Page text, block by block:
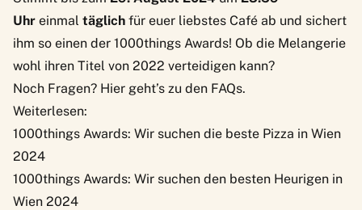
Uhr einmal täglich für euer liebstes Café ab und sichert
ihm so einen der 1000things Awards! Ob die Melangerie
wohl ihren Titel von 2022 verteidigen kann?
Noch Fragen? Hier geht’s zu den FAQs.
Weiterlesen:
1000things Awards: Wir suchen die beste Pizza in Wien
2024
1000things Awards: Wir suchen den besten Heurigen in
Wien 2024